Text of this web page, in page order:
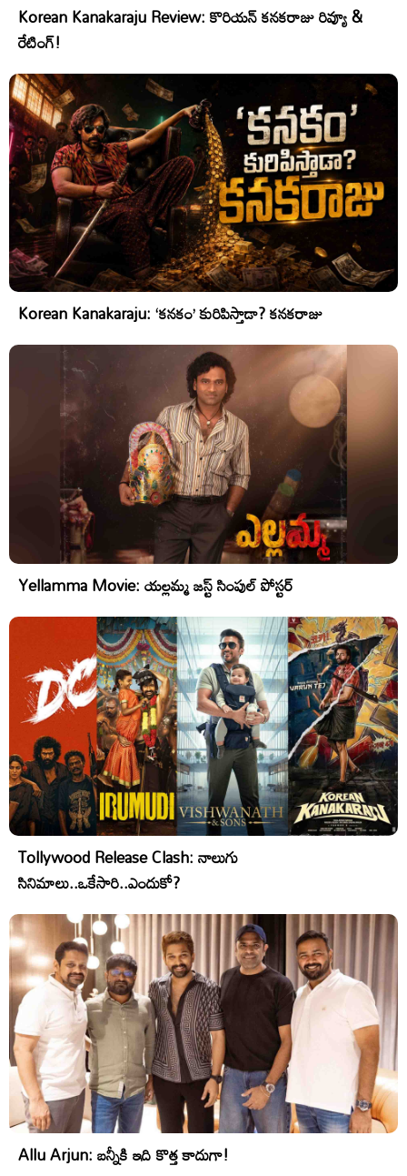
Korean Kanakaraju Review: కొరియన్ కనకరాజు రివ్యూ &
రేటింగ్!
Korean Kanakaraju: ‘కనకం’ కురిపిస్తాడా? కనకరాజు
Yellamma Movie: యల్లమ్మ జస్ట్ సింపుల్ పోస్టర్
Tollywood Release Clash: నాలుగు
సినిమాలు..ఒకేసారి..ఎందుకో?
Allu Arjun: బన్నీకి ఇది కొత్త కాదుగా!